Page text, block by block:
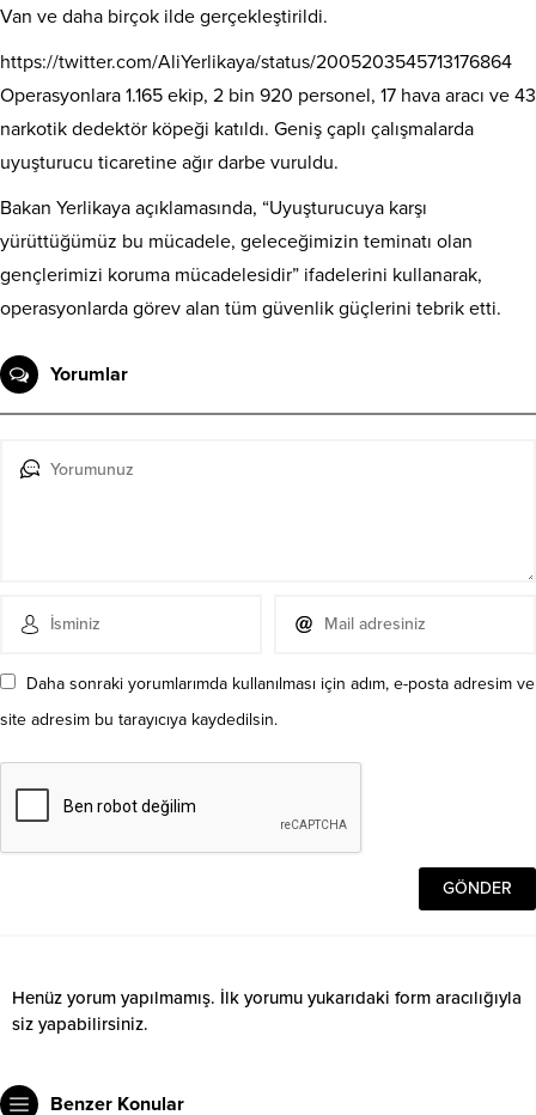
Van ve daha birçok ilde gerçekleştirildi.
https://twitter.com/AliYerlikaya/status/2005203545713176864
Operasyonlara 1.165 ekip, 2 bin 920 personel, 17 hava aracı ve 43
narkotik dedektör köpeği katıldı. Geniş çaplı çalışmalarda
uyuşturucu ticaretine ağır darbe vuruldu.
Bakan Yerlikaya açıklamasında, “Uyuşturucuya karşı
yürüttüğümüz bu mücadele, geleceğimizin teminatı olan
gençlerimizi koruma mücadelesidir” ifadelerini kullanarak,
operasyonlarda görev alan tüm güvenlik güçlerini tebrik etti.
Yorumlar
Daha sonraki yorumlarımda kullanılması için adım, e-posta adresim ve
site adresim bu tarayıcıya kaydedilsin.
Henüz yorum yapılmamış. İlk yorumu yukarıdaki form aracılığıyla
siz yapabilirsiniz.
Benzer Konular